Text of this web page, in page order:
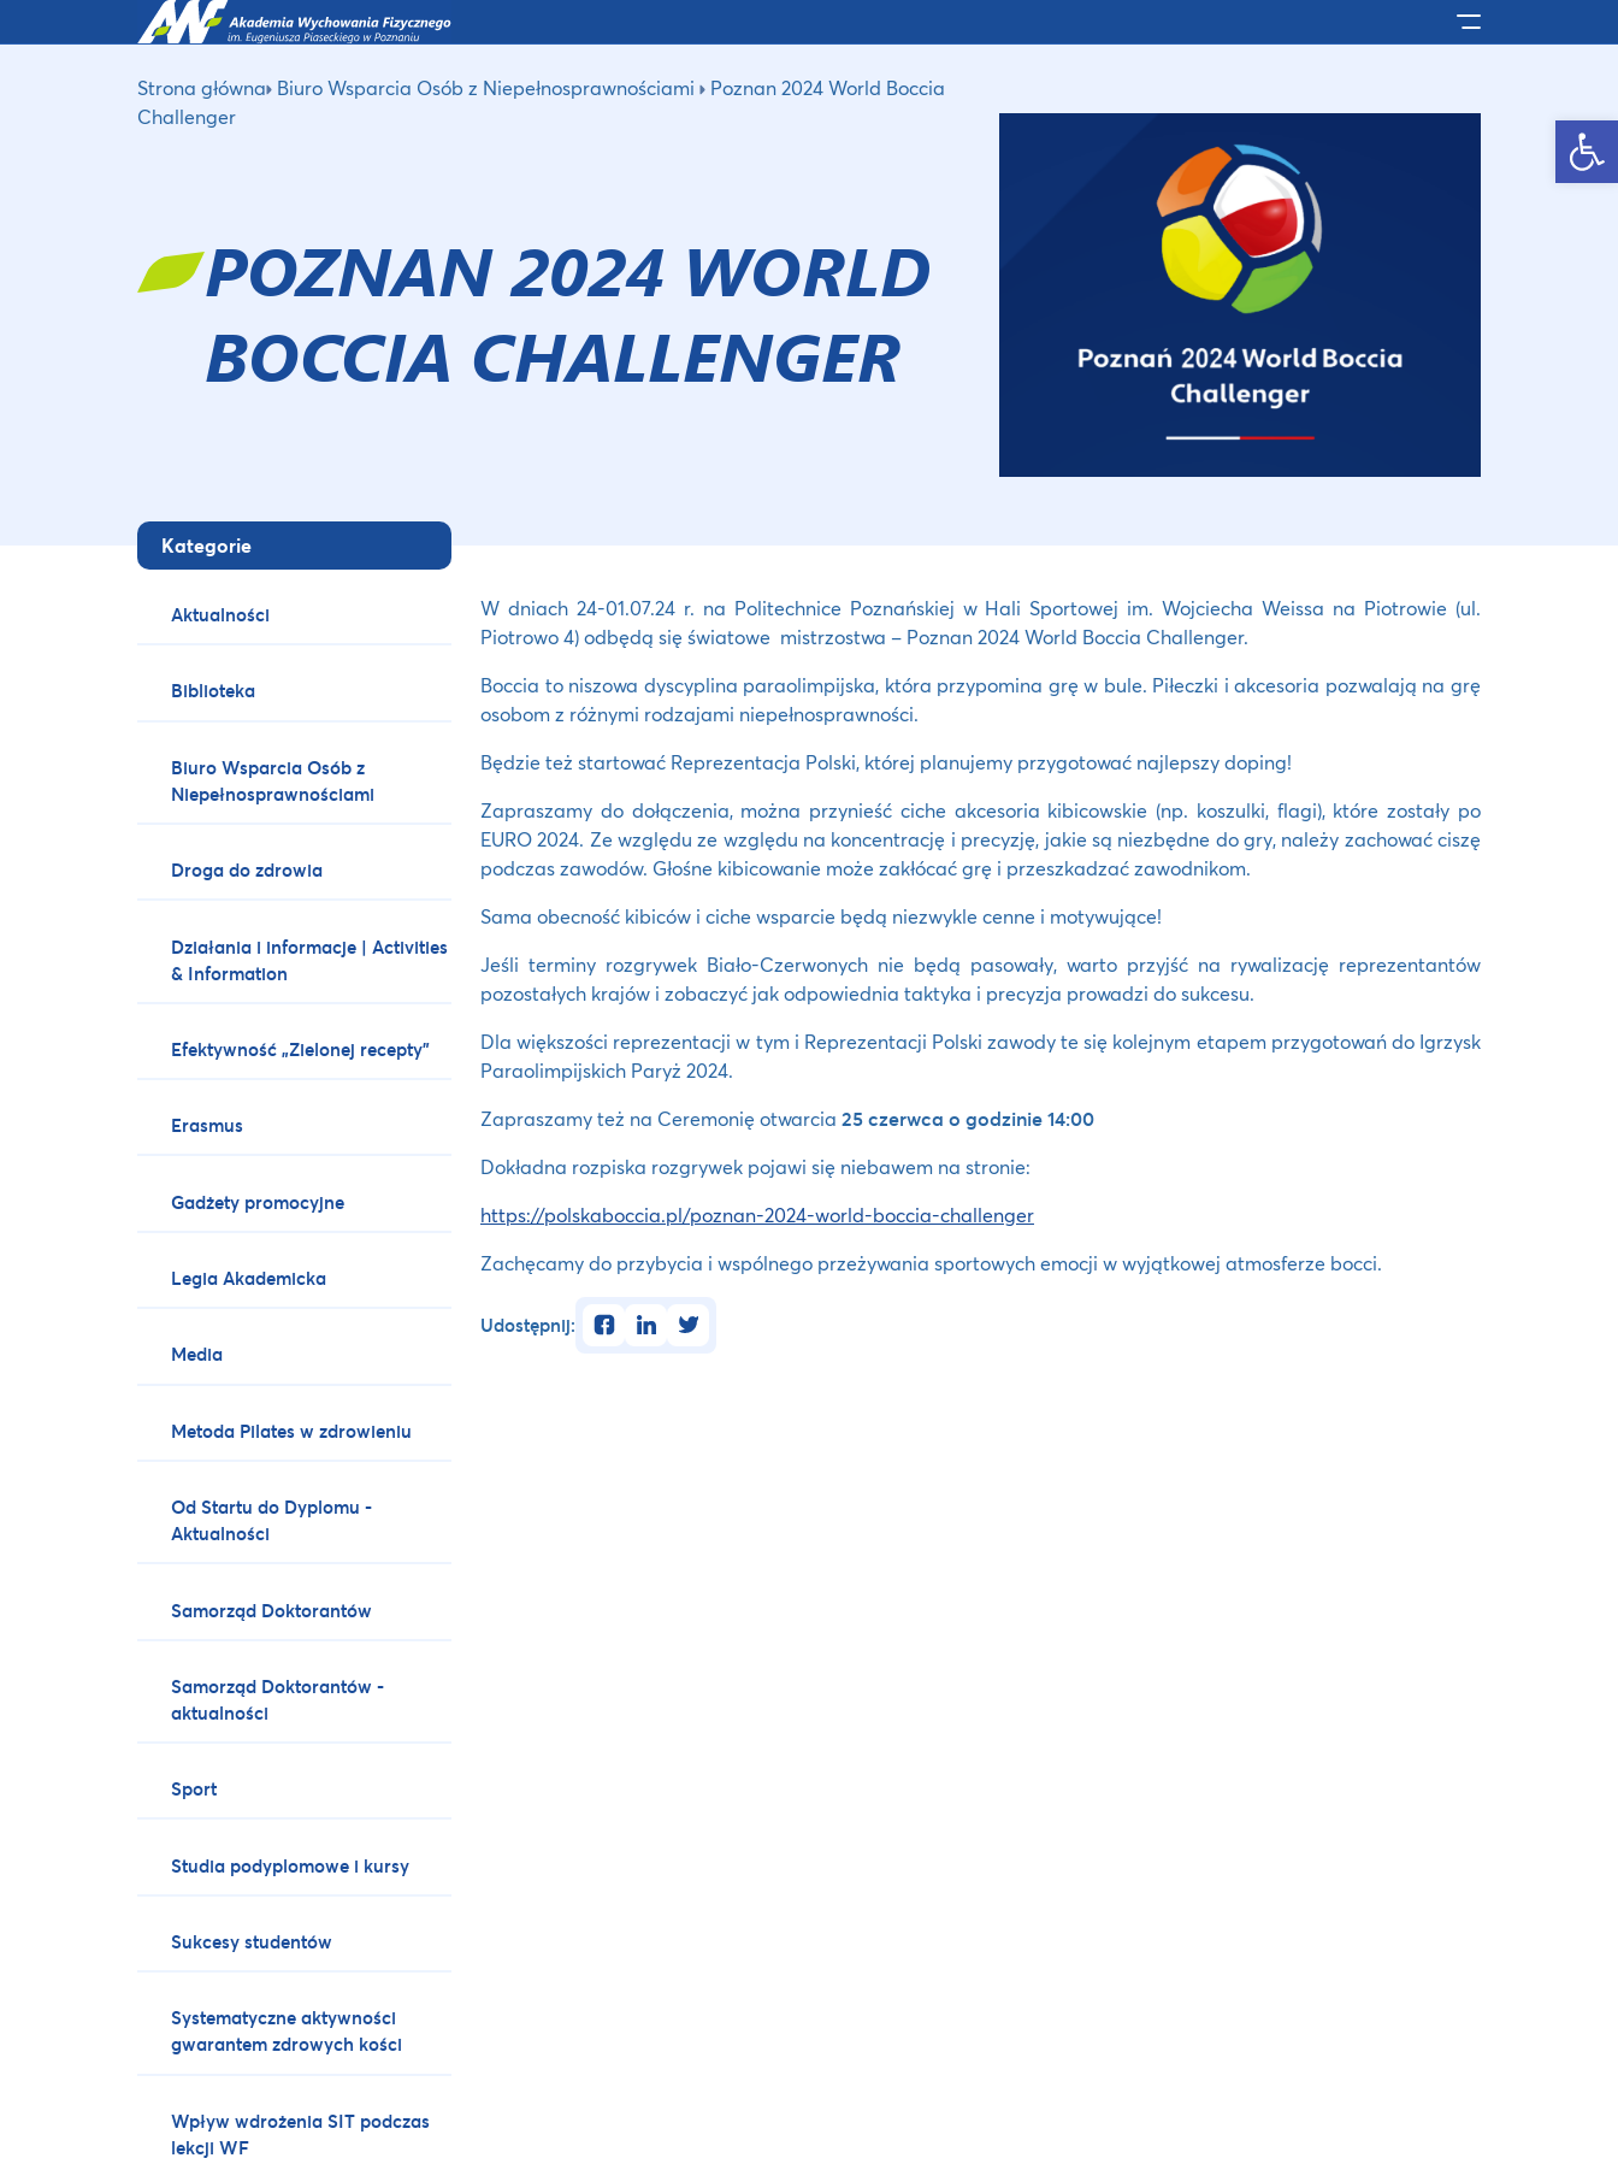
Otwórz pasek narzędzi
Pokaż/ukryj
Strona główna Biuro Wsparcia Osób z Niepełnosprawnościami
Poznan 2024 World Boccia
Challenger
POZNAN 2024 WORLD
BOCCIA CHALLENGER
Kategorie
Aktualności
Biblioteka
Biuro Wsparcia Osób z
Niepełnosprawnościami
Droga do zdrowia
Działania i informacje | Activities
& Information
Efektywność „Zielonej recepty”
Erasmus
Gadżety promocyjne
Legia Akademicka
Media
Metoda Pilates w zdrowieniu
Od Startu do Dyplomu -
Aktualności
Samorząd Doktorantów
Samorząd Doktorantów -
aktualności
Sport
Studia podyplomowe i kursy
Sukcesy studentów
Systematyczne aktywności
gwarantem zdrowych kości
Wpływ wdrożenia SIT podczas
lekcji WF
W dniach 24-01.07.24 r. na Politechnice Poznańskiej w Hali Sportowej im. Wojciecha Weissa na Piotrowie (ul.
Piotrowo 4) odbędą się światowe mistrzostwa – Poznan 2024 World Boccia Challenger.
Boccia to niszowa dyscyplina paraolimpijska, która przypomina grę w bule. Piłeczki i akcesoria pozwalają na grę
osobom z różnymi rodzajami niepełnosprawności.
Będzie też startować Reprezentacja Polski, której planujemy przygotować najlepszy doping!
Zapraszamy do dołączenia, można przynieść ciche akcesoria kibicowskie (np. koszulki, flagi), które zostały po
EURO 2024. Ze względu ze względu na koncentrację i precyzję, jakie są niezbędne do gry, należy zachować ciszę
podczas zawodów. Głośne kibicowanie może zakłócać grę i przeszkadzać zawodnikom.
Sama obecność kibiców i ciche wsparcie będą niezwykle cenne i motywujące!
Jeśli terminy rozgrywek Biało-Czerwonych nie będą pasowały, warto przyjść na rywalizację reprezentantów
pozostałych krajów i zobaczyć jak odpowiednia taktyka i precyzja prowadzi do sukcesu.
Dla większości reprezentacji w tym i Reprezentacji Polski zawody te się kolejnym etapem przygotowań do Igrzysk
Paraolimpijskich Paryż 2024.
Zapraszamy też na Ceremonię otwarcia 25 czerwca o godzinie 14:00
Dokładna rozpiska rozgrywek pojawi się niebawem na stronie:
https://polskaboccia.pl/poznan-2024-world-boccia-challenger
Zachęcamy do przybycia i wspólnego przeżywania sportowych emocji w wyjątkowej atmosferze bocci.
Udostępnij: facebooklinkedintwitter